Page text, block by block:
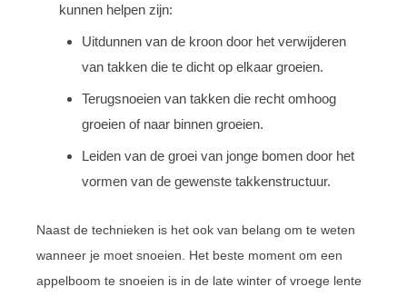
kunnen helpen zijn:
Uitdunnen van de kroon door het verwijderen
van takken die te dicht op elkaar groeien.
Terugsnoeien van takken die recht omhoog
groeien of naar binnen groeien.
Leiden van de groei van jonge bomen door het
vormen van de gewenste takkenstructuur.
Naast de technieken is het ook van belang om te weten
wanneer je moet snoeien. Het beste moment om een
appelboom te snoeien is in de late winter of vroege lente